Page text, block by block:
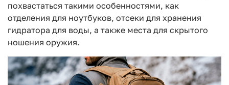
похвастаться такими особенностями, как
отделения для ноутбуков, отсеки для хранения
гидратора для воды, а также места для скрытого
ношения оружия.